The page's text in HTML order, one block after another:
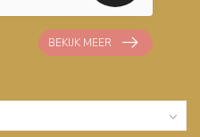
BEKIJK MEER